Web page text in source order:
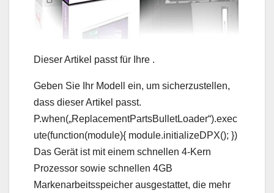
Dieser Artikel passt für Ihre .
Geben Sie Ihr Modell ein, um sicherzustellen,
dass dieser Artikel passt.
P.when(„ReplacementPartsBulletLoader“).exec
ute(function(module){ module.initializeDPX(); })
Das Gerät ist mit einem schnellen 4-Kern
Prozessor sowie schnellen 4GB
Markenarbeitsspeicher ausgestattet, die mehr